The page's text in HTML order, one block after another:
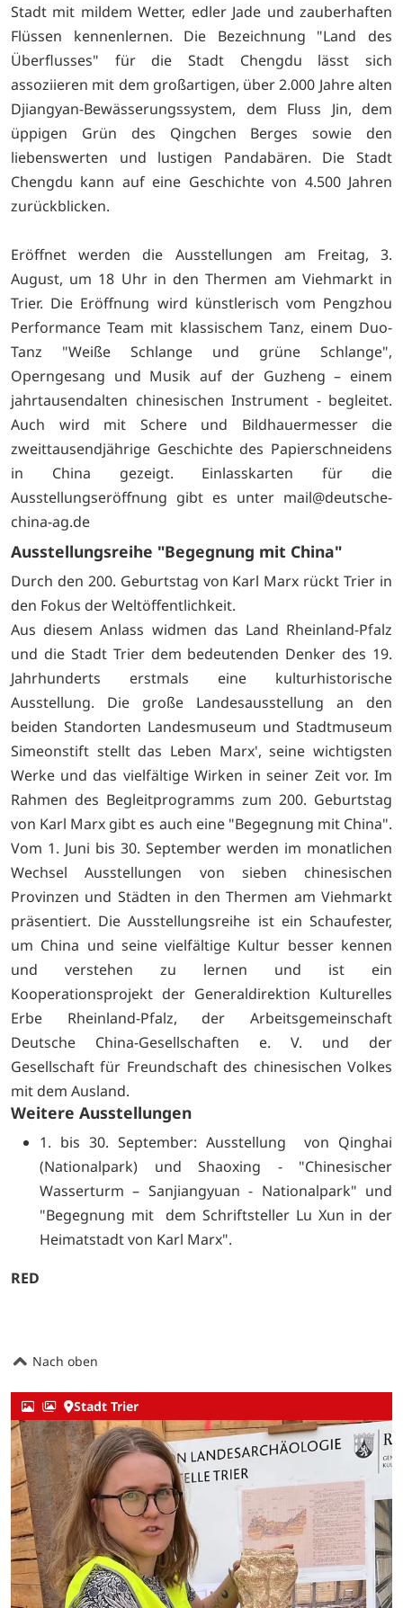
Stadt mit mildem Wetter, edler Jade und zauberhaften
Flüssen kennenlernen. Die Bezeichnung "Land des
Überflusses" für die Stadt Chengdu lässt sich
assoziieren mit dem großartigen, über 2.000 Jahre alten
Djiangyan-Bewässerungssystem, dem Fluss Jin, dem
üppigen Grün des Qingchen Berges sowie den
liebenswerten und lustigen Pandabären. Die Stadt
Chengdu kann auf eine Geschichte von 4.500 Jahren
zurückblicken.
Eröffnet werden die Ausstellungen am Freitag, 3.
August, um 18 Uhr in den Thermen am Viehmarkt in
Trier. Die Eröffnung wird künstlerisch vom Pengzhou
Performance Team mit klassischem Tanz, einem Duo-
Tanz "Weiße Schlange und grüne Schlange",
Operngesang und Musik auf der Guzheng – einem
jahrtausendalten chinesischen Instrument - begleitet.
Auch wird mit Schere und Bildhauermesser die
zweittausendjährige Geschichte des Papierschneidens
in China gezeigt. Einlasskarten für die
Ausstellungseröffnung gibt es unter mail@deutsche-
china-ag.de
Ausstellungsreihe "Begegnung mit China"
Durch den 200. Geburtstag von Karl Marx rückt Trier in
den Fokus der Weltöffentlichkeit.
Aus diesem Anlass widmen das Land Rheinland-Pfalz
und die Stadt Trier dem bedeutenden Denker des 19.
Jahrhunderts erstmals eine kulturhistorische
Ausstellung. Die große Landesausstellung an den
beiden Standorten Landesmuseum und Stadtmuseum
Simeonstift stellt das Leben Marx', seine wichtigsten
Werke und das vielfältige Wirken in seiner Zeit vor. Im
Rahmen des Begleitprogramms zum 200. Geburtstag
von Karl Marx gibt es auch eine "Begegnung mit China".
Vom 1. Juni bis 30. September werden im monatlichen
Wechsel Ausstellungen von sieben chinesischen
Provinzen und Städten in den Thermen am Viehmarkt
präsentiert. Die Ausstellungsreihe ist ein Schaufester,
um China und seine vielfältige Kultur besser kennen
und verstehen zu lernen und ist ein
Kooperationsprojekt der Generaldirektion Kulturelles
Erbe Rheinland-Pfalz, der Arbeitsgemeinschaft
Deutsche China-Gesellschaften e. V. und der
Gesellschaft für Freundschaft des chinesischen Volkes
mit dem Ausland.
Weitere Ausstellungen
1. bis 30. September: Ausstellung von Qinghai
(Nationalpark) und Shaoxing - "Chinesischer
Wasserturm – Sanjiangyuan - Nationalpark" und
"Begegnung mit dem Schriftsteller Lu Xun in der
Heimatstadt von Karl Marx".
RED
Nach oben
Stadt Trier